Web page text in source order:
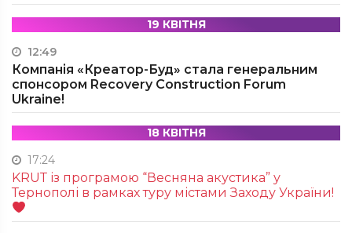
19 КВІТНЯ
12:49
Компанія «Креатор-Буд» стала генеральним
спонсором Recovery Construction Forum
Ukraine!
18 КВІТНЯ
17:24
KRUТ із програмою “Весняна акустика” у
Тернополі в рамках туру містами Заходу України!